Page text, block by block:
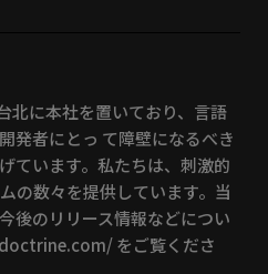
に本社を置いており、言語
発者にとっ て障壁になるべき
ています。私たちは、刺激的
の数々を提供しています。当
後のリリース情報などについ
をご覧くださ